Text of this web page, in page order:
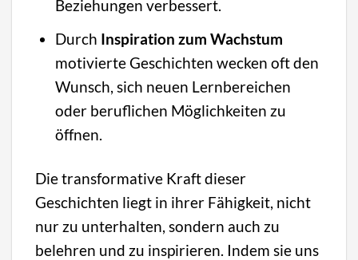
Beziehungen verbessert.
Durch Inspiration zum Wachstum
motivierte Geschichten wecken oft den
Wunsch, sich neuen Lernbereichen
oder beruflichen Möglichkeiten zu
öffnen.
Die transformative Kraft dieser
Geschichten liegt in ihrer Fähigkeit, nicht
nur zu unterhalten, sondern auch zu
belehren und zu inspirieren. Indem sie uns